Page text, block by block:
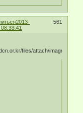
561
2013-